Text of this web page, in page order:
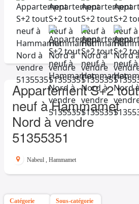
Appartement S+2 tout
neuf à Hammamet
Nord à vendre
51355351
Nabeul , Hammamet
Catégorie Sous-catégorie